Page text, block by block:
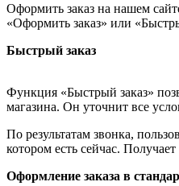
Оформить заказ на нашем
«Оформить заказ» или
Быстрый заказ
Функция «Быстрый заказ»
магазина. Он уточнит все
По результатам звонка,
котором есть сейчас.
Оформление заказа в